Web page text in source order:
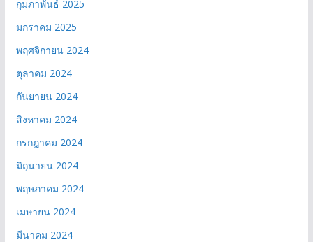
กุมภาพันธ์ 2025
มกราคม 2025
พฤศจิกายน 2024
ตุลาคม 2024
กันยายน 2024
สิงหาคม 2024
กรกฎาคม 2024
มิถุนายน 2024
พฤษภาคม 2024
เมษายน 2024
มีนาคม 2024